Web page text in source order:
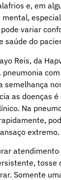
e, em
variar
saúde do
Reis, da
semelhança
as doenças
Na
extremo.
tosse
Somente